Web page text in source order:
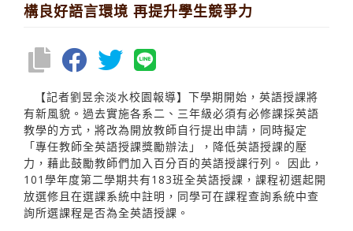
構良好語言環境 再提升學生競爭力
【記者劉昱余淡水校園報導】下學期開始，英語授課將
有新風貌。過去實施各系二、三年級必須有必修課採英語
教學的方式，將改為開放教師自行提出申請，同時擬定
「專任教師全英語授課獎勵辦法」，降低英語授課的壓
力，藉此鼓勵教師們加入百分百的英語授課行列。 因此，
101學年度第二學期共有183班全英語授課，課程初選起開
放選修且在選課系統中註明，同學可在課程查詢系統中查
詢所選課程是否為全英語授課。